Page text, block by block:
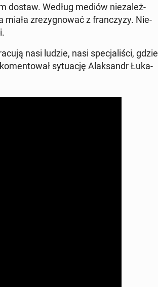
dostaw. Według mediów nie­za­leż­
miała zre­zy­gno­wać z fran­czy­zy. Nie­
nasi ludzie, nasi spe­cja­li­ści, gdzie
sy­tu­ację Alak­sandr Łu­ka­